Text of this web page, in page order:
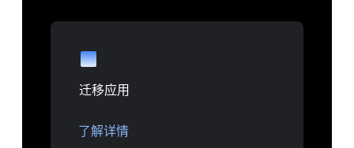
迁移应用
了解详情